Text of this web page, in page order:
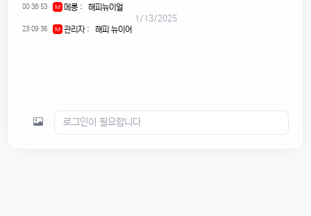
00:38:53 M 메롱:
해피뉴이얼
1/13/2025
23:09:36 M 관리자: 해피 뉴이어